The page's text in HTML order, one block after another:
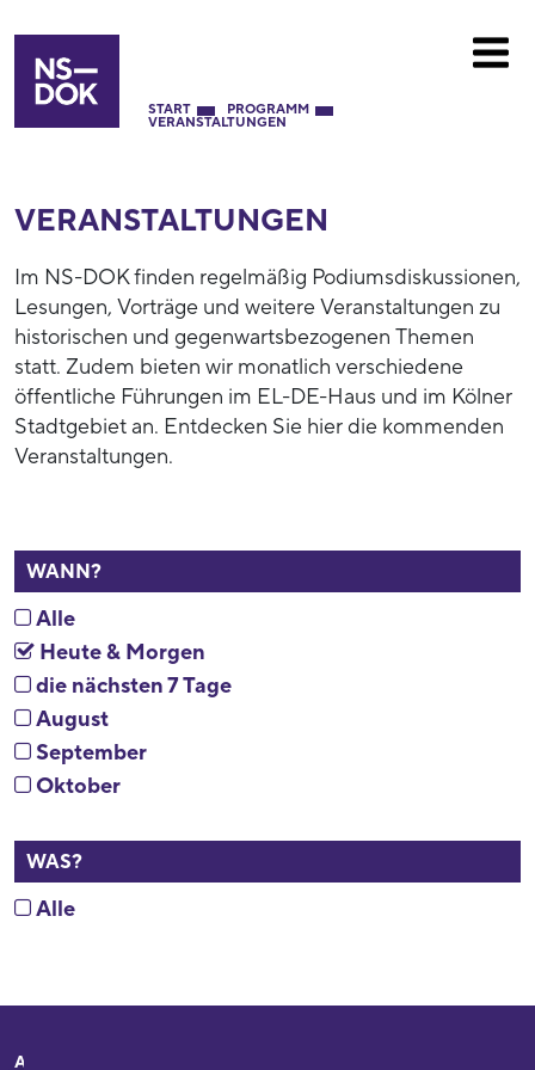
START PROGRAMM
VERANSTALTUNGEN
VERANSTALTUNGEN
Im NS-DOK finden regelmäßig Podiumsdiskussionen,
Lesungen, Vorträge und weitere Veranstaltungen zu
historischen und gegenwartsbezogenen Themen
statt. Zudem bieten wir monatlich verschiedene
öffentliche Führungen im EL-DE-Haus und im Kölner
Stadtgebiet an. Entdecken Sie hier die kommenden
Veranstaltungen.
WANN?
Alle
Heute & Morgen
die nächsten 7 Tage
August
September
Oktober
WAS?
Alle
Adresse